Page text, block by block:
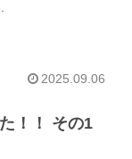
2025.09.06
！！ その1